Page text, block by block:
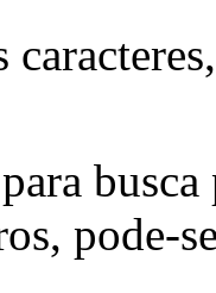
pode-